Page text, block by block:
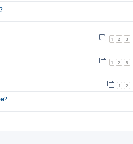
1 2 3
1 2 3
1 2